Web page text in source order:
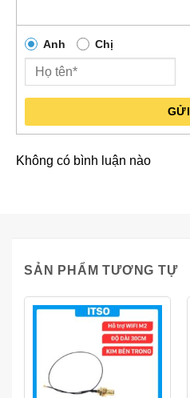
Anh Chị
GỬI
Không có bình luận nào
SẢN PHẨM TƯƠNG TỰ